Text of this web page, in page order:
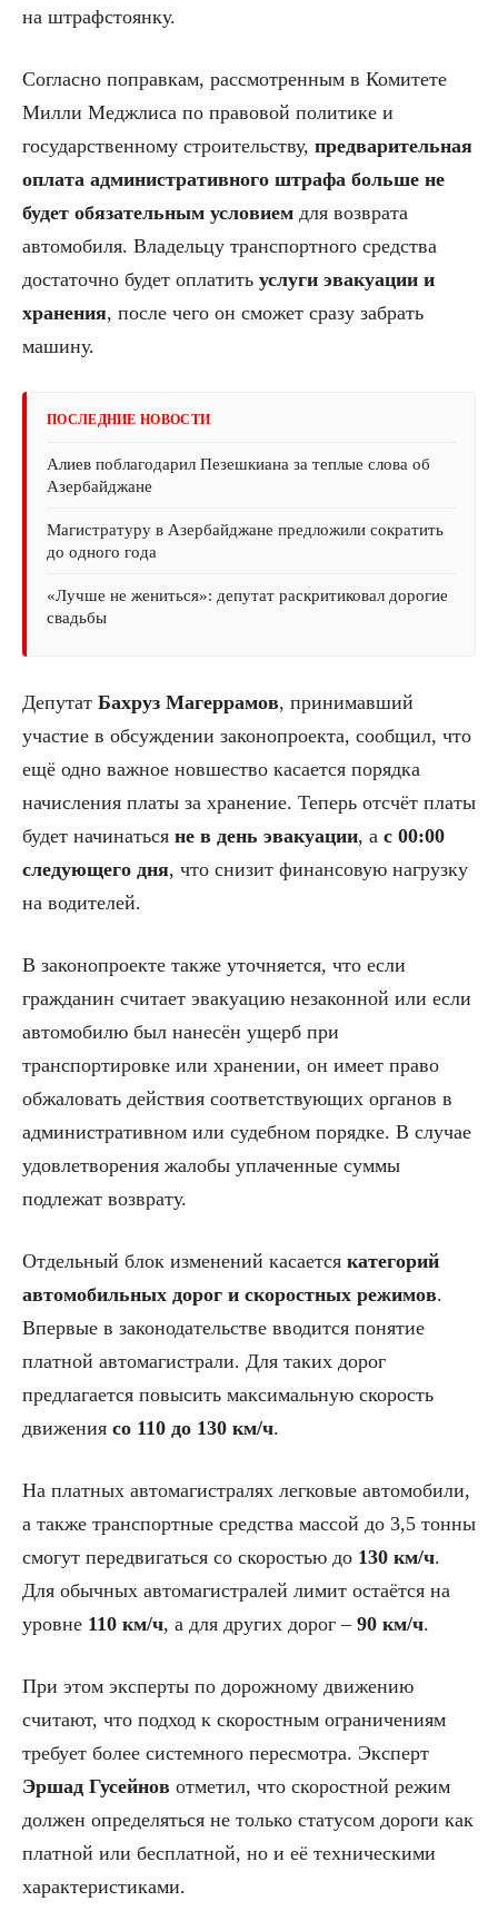
на штрафстоянку.
Согласно поправкам, рассмотренным в Комитете
Милли Меджлиса по правовой политике и
государственному строительству, предварительная
оплата административного штрафа больше не
будет обязательным условием для возврата
автомобиля. Владельцу транспортного средства
достаточно будет оплатить услуги эвакуации и
хранения, после чего он сможет сразу забрать
машину.
ПОСЛЕДНИЕ НОВОСТИ
Алиев поблагодарил Пезешкиана за теплые слова об
Азербайджане
Магистратуру в Азербайджане предложили сократить
до одного года
«Лучше не жениться»: депутат раскритиковал дорогие
свадьбы
Депутат Бахруз Магеррамов, принимавший
участие в обсуждении законопроекта, сообщил, что
ещё одно важное новшество касается порядка
начисления платы за хранение. Теперь отсчёт платы
будет начинаться не в день эвакуации, а с 00:00
следующего дня, что снизит финансовую нагрузку
на водителей.
В законопроекте также уточняется, что если
гражданин считает эвакуацию незаконной или если
автомобилю был нанесён ущерб при
транспортировке или хранении, он имеет право
обжаловать действия соответствующих органов в
административном или судебном порядке. В случае
удовлетворения жалобы уплаченные суммы
подлежат возврату.
Отдельный блок изменений касается категорий
автомобильных дорог и скоростных режимов.
Впервые в законодательстве вводится понятие
платной автомагистрали. Для таких дорог
предлагается повысить максимальную скорость
движения со 110 до 130 км/ч.
На платных автомагистралях легковые автомобили,
а также транспортные средства массой до 3,5 тонны
смогут передвигаться со скоростью до 130 км/ч.
Для обычных автомагистралей лимит остаётся на
уровне 110 км/ч, а для других дорог – 90 км/ч.
При этом эксперты по дорожному движению
считают, что подход к скоростным ограничениям
требует более системного пересмотра. Эксперт
Эршад Гусейнов отметил, что скоростной режим
должен определяться не только статусом дороги как
платной или бесплатной, но и её техническими
характеристиками.